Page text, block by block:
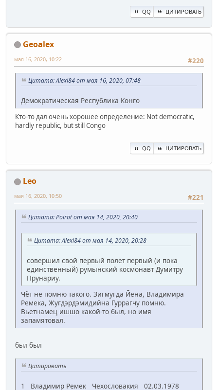
QQ ЦИТИРОВАТЬ
Geoalex
#220
мая 16, 2020, 10:22
Цитата: Alexi84 от мая 16, 2020, 07:48
Демократическая Республика Конго
Кто-то дал очень хорошее определение: Not democratic,
hardly republic, but still Congo
QQ ЦИТИРОВАТЬ
Leo
#221
мая 16, 2020, 10:50
Цитата: Poirot от мая 14, 2020, 20:40
Цитата: Alexi84 от мая 14, 2020, 20:28
совершил свой первый полёт первый (и пока
единственный) румынский космонавт Думитру
Прунариу.
Чёт не помню такого. Зигмугда Йена, Владимира
Ремека, Жугдэрдэмидийна Гуррагчу помню.
Вьетнамец ишшо какой-то был, но имя
запамятовал.
был был
Цитировать
1 Владимир Ремек Чехословакия 02.03.1978